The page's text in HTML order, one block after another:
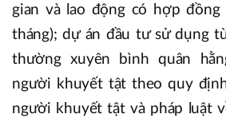
gian và lao động có hợp
tháng); dự án đầu tư sử dụng
thường xuyên bình quân
người khuyết tật theo quy
người khuyết tật và pháp luật